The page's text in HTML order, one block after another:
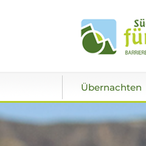
Übernachten